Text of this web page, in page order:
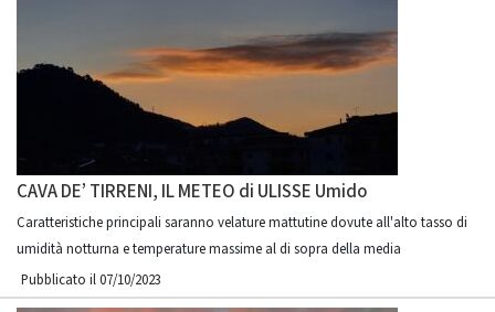
CAVA DE’ TIRRENI, IL METEO di ULISSE Umido
Caratteristiche principali saranno velature mattutine dovute all'alto tasso di
umidità notturna e temperature massime al di sopra della media
Pubblicato il 07/10/2023